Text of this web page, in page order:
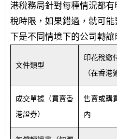
港稅務局針對每種情況都
稅時限，如果錯過，就可
下是不同情境下的公司轉讓
文件類型
印花稅繳
（在香港
成交單據（買賣香
港證券）
售賣或購
內